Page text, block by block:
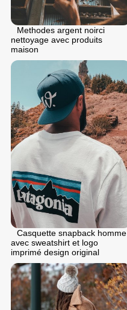
Methodes argent noirci
nettoyage avec produits
maison
Casquette snapback homme
avec sweatshirt et logo
imprimé design original